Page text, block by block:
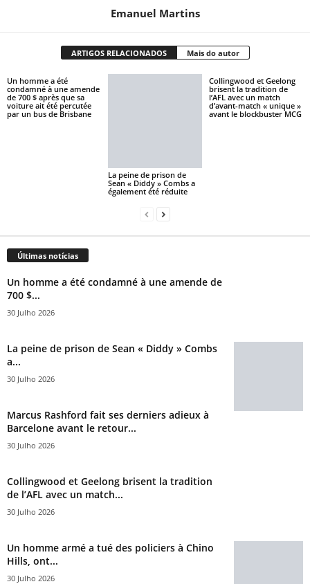
Emanuel Martins
ARTIGOS RELACIONADOS Mais do autor
Un homme a été
condamné à une amende
de 700 $ après que sa
voiture ait été percutée
par un bus de Brisbane
La peine de prison de
Sean « Diddy » Combs a
également été réduite
Collingwood et Geelong
brisent la tradition de
l’AFL avec un match
d’avant-match « unique »
avant le blockbuster MCG
Últimas notícias
Un homme a été condamné à une amende de
700 $...
30 Julho 2026
La peine de prison de Sean « Diddy » Combs
a...
30 Julho 2026
Marcus Rashford fait ses derniers adieux à
Barcelone avant le retour...
30 Julho 2026
Collingwood et Geelong brisent la tradition
de l’AFL avec un match...
30 Julho 2026
Un homme armé a tué des policiers à Chino
Hills, ont...
30 Julho 2026